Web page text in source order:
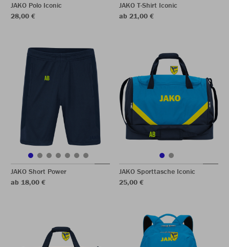
JAKO Polo Iconic
28,00 €
JAKO T-Shirt Iconic
ab 21,00 €
JAKO Short Power
ab 18,00 €
JAKO Sporttasche Iconic
25,00 €